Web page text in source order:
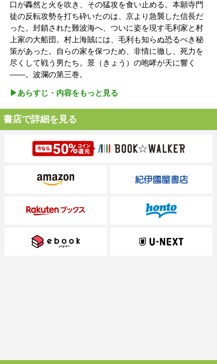
口が轟然と火を吹き、その猛攻を食い止める。本願寺門
徒の反転攻勢を打ち砕いたのは、京より急襲した信長だ
った。封鎖された難波海へ、ついに姿を現す毛利家と村
上家の大船団。村上海賊には、毛利も知らぬ恐るべき秘
策があった。自らの家を保つため、非情に徹し、死力を
尽くして戦う男たち。景（きょう）の咆哮が天に響く
――。波瀾の第三巻。
▶︎あらすじ・内容をもっと見る
書店で詳細を見る